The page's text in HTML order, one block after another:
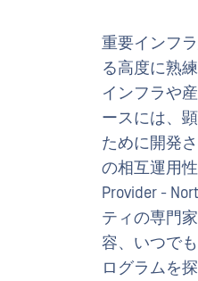
重要インフ
る高度に熟
インフラや
ースには、
ために開発
の相互運用性
Provider -
ティの専門
容、いつで
ログラムを